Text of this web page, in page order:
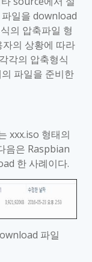
파일을 download
의 압축파일 형
의 상황에 따라
각각의 압축형식
파일을 준비한
xxx.iso 형태의
음은 Raspbian
한 사례이다.
파일